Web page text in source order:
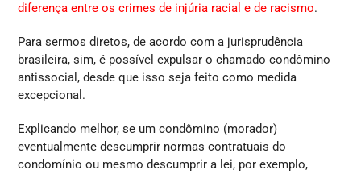
diferença entre os crimes de injúria racial e de racismo.
Para sermos diretos, de acordo com a jurisprudência
brasileira, sim, é possível expulsar o chamado condômino
antissocial, desde que isso seja feito como medida
excepcional.
Explicando melhor, se um condômino (morador)
eventualmente descumprir normas contratuais do
condomínio ou mesmo descumprir a lei, por exemplo,